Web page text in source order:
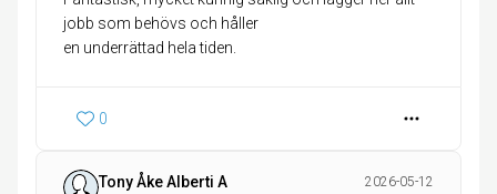
jobb som behövs och håller
0
Tony Åke Alberti A
2026-05-12